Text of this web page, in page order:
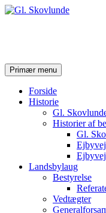
SøgPrimær menu Hop
til
Forside
Historie
Gl.
Historier af
Gl.
Ejbyvej
Landsbylaug
Bestyrelse
Vedtægter